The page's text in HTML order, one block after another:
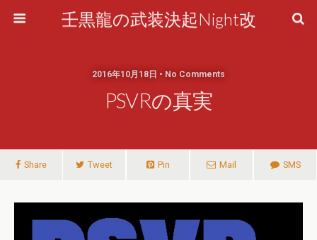
壬黒龍の武装決起Night改
2016年10月18日 • No Comments
PSVRの真実
Share Tweet Pin Mail SMS